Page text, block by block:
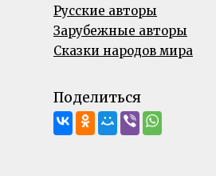
Русские авторы
Зарубежные авторы
Сказки народов мира
Поделиться